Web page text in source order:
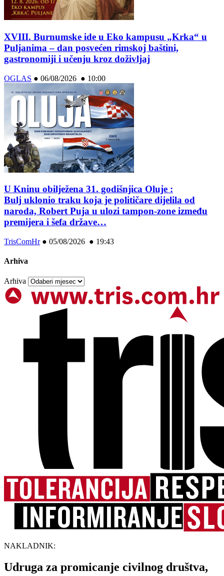
XVIII. Burnumske ide u Eko kampusu „Krka“ u
Puljanima – dan posvećen rimskoj baštini,
gastronomiji i učenju kroz doživljaj
OGLAS ● 06/08/2026 ● 10:00
U Kninu obilježena 31. godišnjica Oluje :
Bulj uklonio traku koja je političare dijelila od
naroda, Robert Puja u ulozi tampon-zone između
premijera i šefa države…
TrisComHr● 05/08/2026 ● 19:43
Arhiva
Arhiva
NAKLADNIK:
Udruga za promicanje civilnog društva,